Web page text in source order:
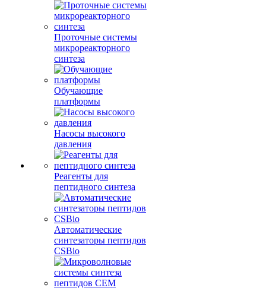
Проточные системы
микрореакторного
синтеза
Обучающие
платформы
Насосы высокого
давления
Реагенты для
пептидного синтеза
Автоматические
синтезаторы пептидов
CSBio